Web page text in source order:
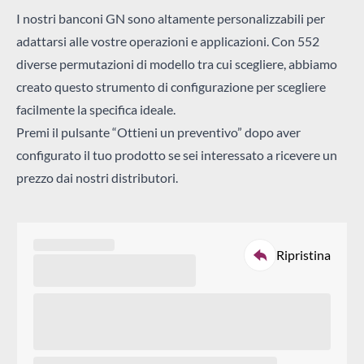
Chiudi
Cerca un prodotto...
I nostri banconi GN sono altamente personalizzabili per
adattarsi alle vostre operazioni e applicazioni. Con 552
diverse permutazioni di modello tra cui scegliere, abbiamo
creato questo strumento di configurazione per scegliere
facilmente la specifica ideale.
Premi il pulsante “Ottieni un preventivo” dopo aver
configurato il tuo prodotto se sei interessato a ricevere un
prezzo dai nostri distributori.
Ripristina
Paese
Distributore(i) preferito
Commenti